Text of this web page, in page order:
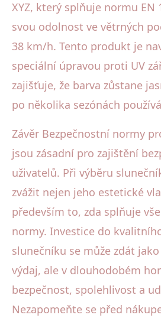
XYZ, který splňuje normu EN
svou odolnost ve větrných
38 km/h. Tento produkt je
speciální úpravou proti UV
zajišťuje, že barva zůstane
po několika sezónách
Závěr Bezpečnostní normy
jsou zásadní pro zajištění
uživatelů. Při výběru
zvážit nejen jeho estetické
především to, zda splňuje
normy. Investice do
slunečníku se může zdát
výdaj, ale v dlouhodobém
bezpečnost, spolehlivost a
Nezapomeňte se před